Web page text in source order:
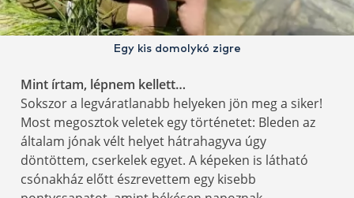
Egy kis domolykó zigre
Mint írtam, lépnem kellett…
Sokszor a legváratlanabb helyeken jön meg a siker!
Most megosztok veletek egy történetet: Bleden az
általam jónak vélt helyet hátrahagyva úgy
döntöttem, cserkelek egyet. A képeken is látható
csónakház előtt észrevettem egy kisebb